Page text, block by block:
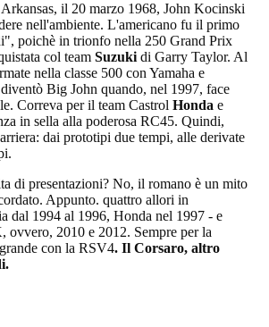
il 20 marzo 1968, John Kocinski
nell'ambiente. L'americano fu il primo
poichè in trionfo nella 250 Grand Prix
col team Suzukidi Garry Taylor. Al
nella classe 500 con Yamaha e
Big John quando, nel 1997, face
Correva per il team Castrol Honda e
in sella alla poderosa RC45. Quindi,
dai prototipi due tempi, alle derivate
di presentazioni? No, il romano è un mito
Appunto. quattro allori in
dal 1994 al 1996, Honda nel 1997 - e
ovvero, 2010 e 2012. Sempre per la
con la RSV4. Il Corsaro, altro